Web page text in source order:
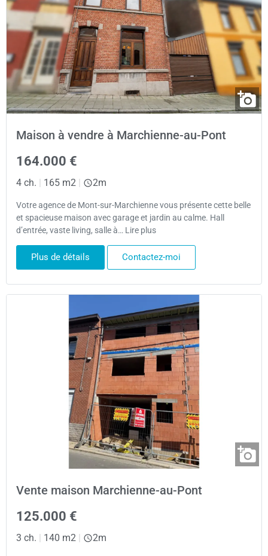
Maison à vendre à Marchienne-au-Pont
164.000 €
4 ch. 165 m2 2m
Votre agence de Mont-sur-Marchienne vous présente cette belle
et spacieuse maison avec garage et jardin au calme. Hall
d’entrée, vaste living, salle à… Lire plus
Plus de détails Contactez-moi
Vente maison Marchienne-au-Pont
125.000 €
3 ch. | 140 m2 | 2m